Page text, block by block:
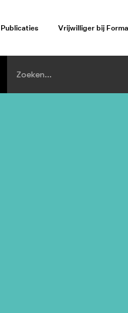
Publicaties Vrijwilliger bij